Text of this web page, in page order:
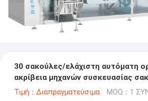
30 σακούλες/ελάχιστη αυτόματη
ακρίβεια μηχανών συσκευασίας
Τιμή：Διαπραγματεύσιμα MOQ：1